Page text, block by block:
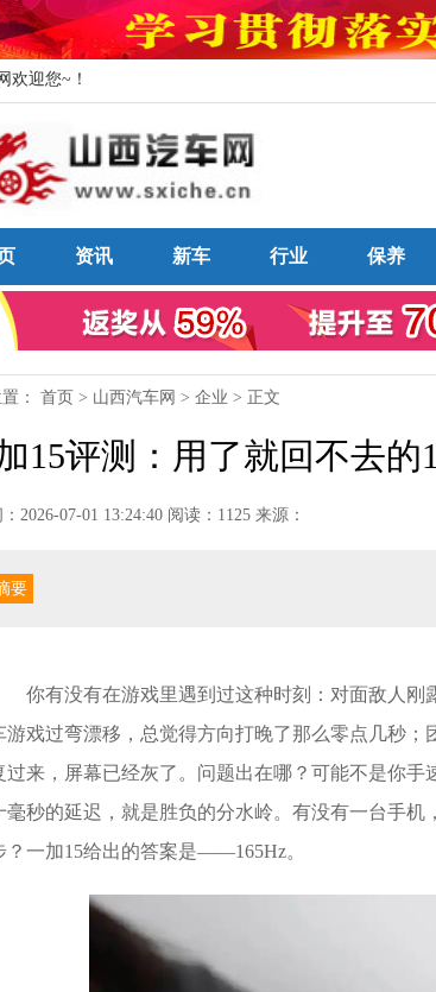
欢迎您~！
资讯 新车 行业 保养
： 首页 > 山西汽车网 > 企业 > 正文
15评测：用了就回不去的
2026-07-01 13:24:40 阅读：1125 来源：
要
你有没有在游戏里遇到过这种时刻：对面敌人
游戏过弯漂移，总觉得方向打晚了那么零点几秒
过来，屏幕已经灰了。问题出在哪？可能不是你
毫秒的延迟，就是胜负的分水岭。有没有一台手机
？一加15给出的答案是——165Hz。